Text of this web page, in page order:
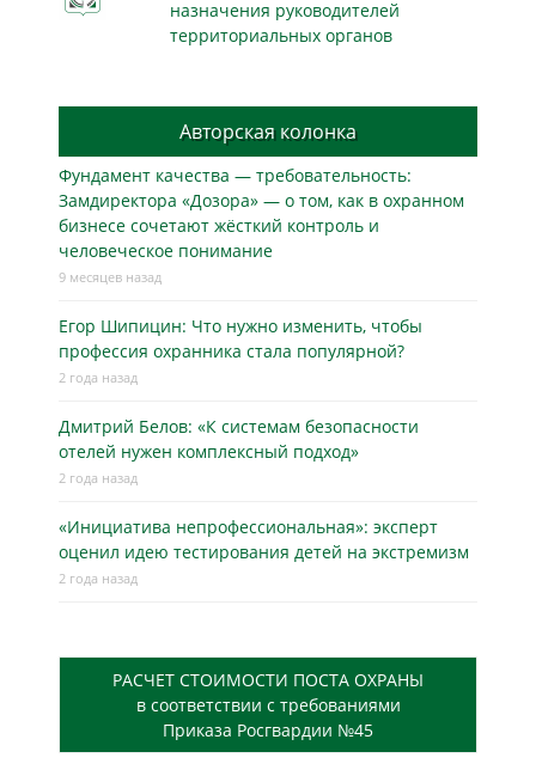
назначения руководителей
территориальных органов
Авторская колонка
Фундамент качества — требовательность:
Замдиректора «Дозора» — о том, как в охранном
бизнесe сочетают жёсткий контроль и
человеческое понимание
9 месяцев назад
Егор Шипицин: Что нужно изменить, чтобы
профессия охранника стала популярной?
2 года назад
Дмитрий Белов: «К системам безопасности
отелей нужен комплексный подход»
2 года назад
«Инициатива непрофессиональная»: эксперт
оценил идею тестирования детей на экстремизм
2 года назад
РАСЧЕТ СТОИМОСТИ ПОСТА ОХРАНЫ
в соответствии с требованиями
Приказа Росгвардии №45